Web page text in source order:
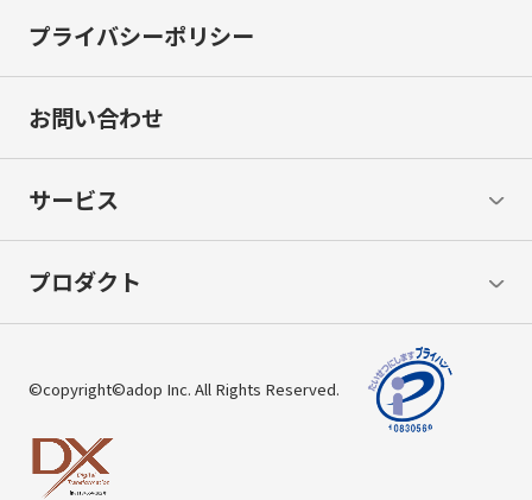
プライバシーポリシー
お問い合わせ
サービス
プロダクト
©copyright©adop Inc. All Rights Reserved.